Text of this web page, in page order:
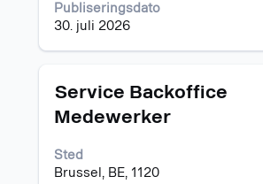
Publiseringsdato
30. juli 2026
innholdet
i
jobbinformasjonen.
Tittel
Service Backoffice
Medewerker
Sted
Brussel, BE, 1120
Velg
mellomromstasten
å
vise